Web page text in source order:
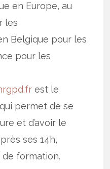
en Europe, au
les
Belgique pour les
pour les
est le
permet de se
et d’avoir le
ses 14h,
de formation.